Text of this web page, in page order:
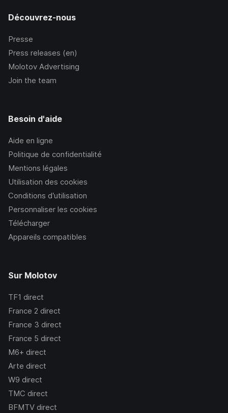
Découvrez-nous
Presse
Press releases (en)
Molotov Advertising
Join the team
Besoin d'aide
Aide en ligne
Politique de confidentialité
Mentions légales
Utilisation des cookies
Conditions d’utilisation
Personnaliser les cookies
Télécharger
Appareils compatibles
Sur Molotov
TF1 direct
France 2 direct
France 3 direct
France 5 direct
M6+ direct
Arte direct
W9 direct
TMC direct
BFMTV direct